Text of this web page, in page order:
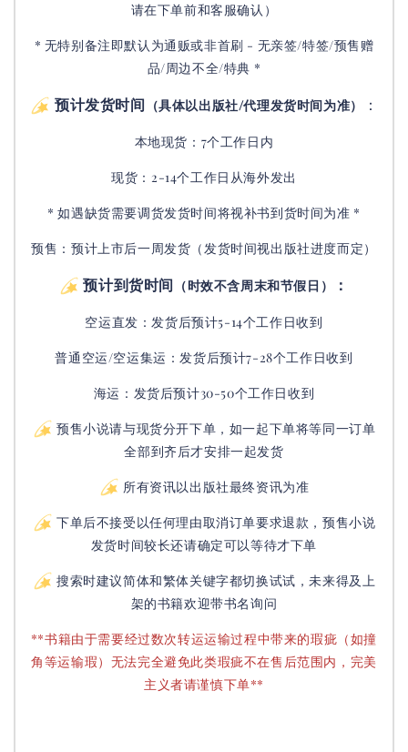
请在下单前和客服确认）
* 无特别备注即默认为通贩或非首刷 - 无亲签/特签/预售赠
品/周边不全/特典 *
预计发货时间 （具体以出版社/代理发货时间为准） ：
本地现货：7个工作日内
现货：2-14个工作日从海外发出
* 如遇缺货需要调货发货时间将视补书到货时间为准 *
预售：预计上市后一周发货（发货时间视出版社进度而定）
预计到货时间 （时效不含周末和节假日） ：
空运直发：发货后预计5-14个工作日收到
普通空运/空运集运：发货后预计7-28个工作日收到
海运：发货后预计30-50个工作日收到
预售小说请与现货分开下单，如一起下单将等同一订单
全部到齐后才安排一起发货
所有资讯以出版社最终资讯为准
下单后不接受以任何理由取消订单要求退款，预售小说
发货时间较长还请确定可以等待才下单
搜索时建议简体和繁体关键字都切换试试，未来得及上
架的书籍欢迎带书名询问
**书籍由于需要经过数次转运运输过程中带来的瑕疵（如撞
角等运输瑕）无法完全避免此类瑕疵不在售后范围内，完美
主义者请谨慎下单**